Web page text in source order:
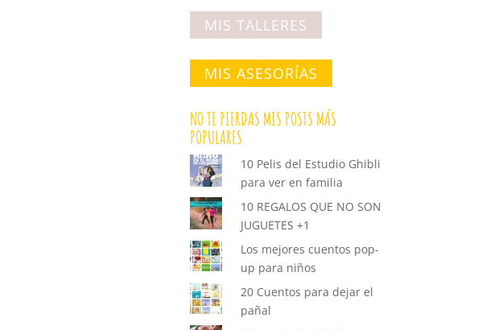
MIS TALLERES
MIS ASESORÍAS
NO TE PIERDAS MIS POSTS MÁS
POPULARES
10 Pelis del Estudio Ghibli
para ver en familia
10 REGALOS QUE NO SON
JUGUETES +1
Los mejores cuentos pop-
up para niños
20 Cuentos para dejar el
pañal